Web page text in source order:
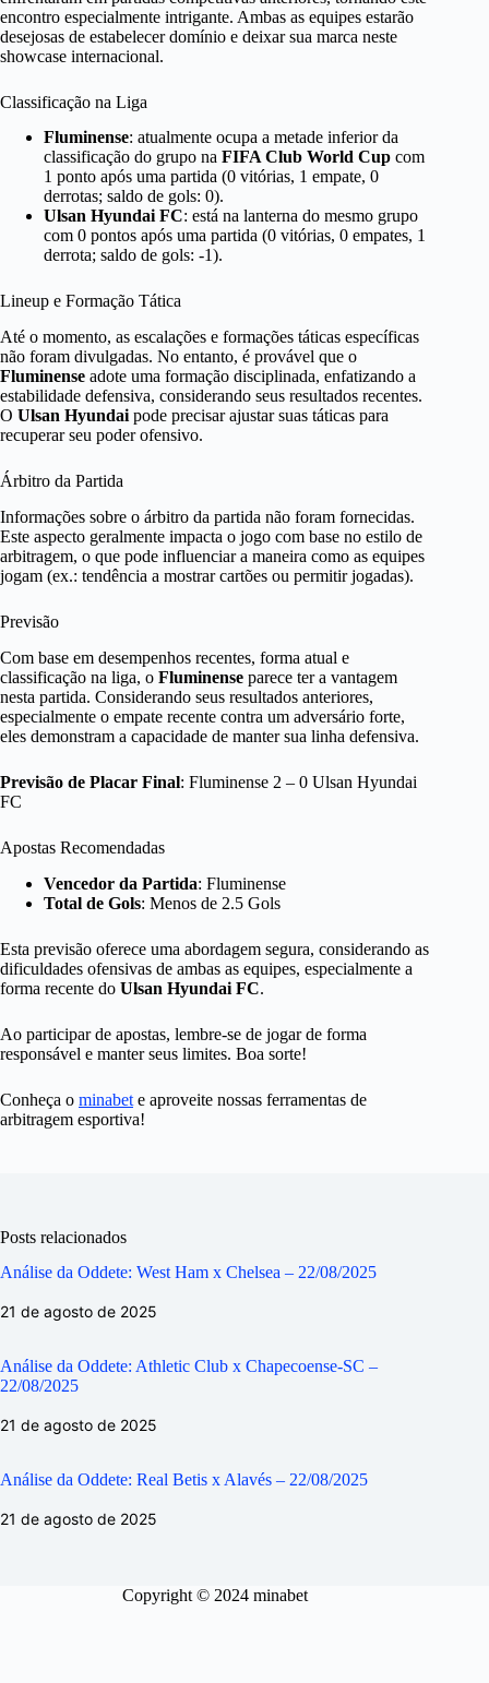
encontro especialmente intrigante. Ambas as equipes estarão
desejosas de estabelecer domínio e deixar sua marca neste
showcase internacional.
Classificação na Liga
Fluminense: atualmente ocupa a metade inferior da
classificação do grupo na FIFA Club World Cup com
1 ponto após uma partida (0 vitórias, 1 empate, 0
derrotas; saldo de gols: 0).
Ulsan Hyundai FC: está na lanterna do mesmo grupo
com 0 pontos após uma partida (0 vitórias, 0 empates, 1
derrota; saldo de gols: -1).
Lineup e Formação Tática
Até o momento, as escalações e formações táticas específicas
não foram divulgadas. No entanto, é provável que o
Fluminense adote uma formação disciplinada, enfatizando a
estabilidade defensiva, considerando seus resultados recentes.
O Ulsan Hyundai pode precisar ajustar suas táticas para
recuperar seu poder ofensivo.
Árbitro da Partida
Informações sobre o árbitro da partida não foram fornecidas.
Este aspecto geralmente impacta o jogo com base no estilo de
arbitragem, o que pode influenciar a maneira como as equipes
jogam (ex.: tendência a mostrar cartões ou permitir jogadas).
Previsão
Com base em desempenhos recentes, forma atual e
classificação na liga, o Fluminense parece ter a vantagem
nesta partida. Considerando seus resultados anteriores,
especialmente o empate recente contra um adversário forte,
eles demonstram a capacidade de manter sua linha defensiva.
Previsão de Placar Final: Fluminense 2 – 0 Ulsan Hyundai
FC
Apostas Recomendadas
Vencedor da Partida: Fluminense
Total de Gols: Menos de 2.5 Gols
Esta previsão oferece uma abordagem segura, considerando as
dificuldades ofensivas de ambas as equipes, especialmente a
forma recente do Ulsan Hyundai FC.
Ao participar de apostas, lembre-se de jogar de forma
responsável e manter seus limites. Boa sorte!
Conheça o minabet e aproveite nossas ferramentas de
arbitragem esportiva!
Posts relacionados
Análise da Oddete: West Ham x Chelsea – 22/08/2025
21 de agosto de 2025
Análise da Oddete: Athletic Club x Chapecoense-SC –
22/08/2025
21 de agosto de 2025
Análise da Oddete: Real Betis x Alavés – 22/08/2025
21 de agosto de 2025
Copyright © 2024 minabet